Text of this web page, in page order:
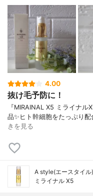
4.00
抜け毛予防に！
『MIRAINAL X5 ミライナ
品✨ヒト幹細胞をたっぷり
きを見る
A style(エースタイル)
ミライナル X5